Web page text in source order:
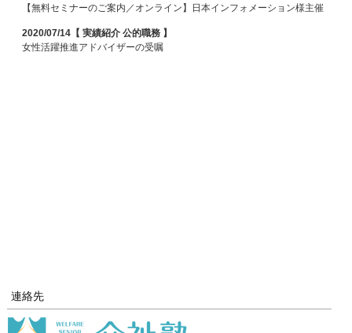
【無料セミナーのご案内／オンライン】日本インフォメーション様主催
2020/07/14【 実績紹介 公的職務 】
女性活躍推進アドバイザーの受嘱
連絡先